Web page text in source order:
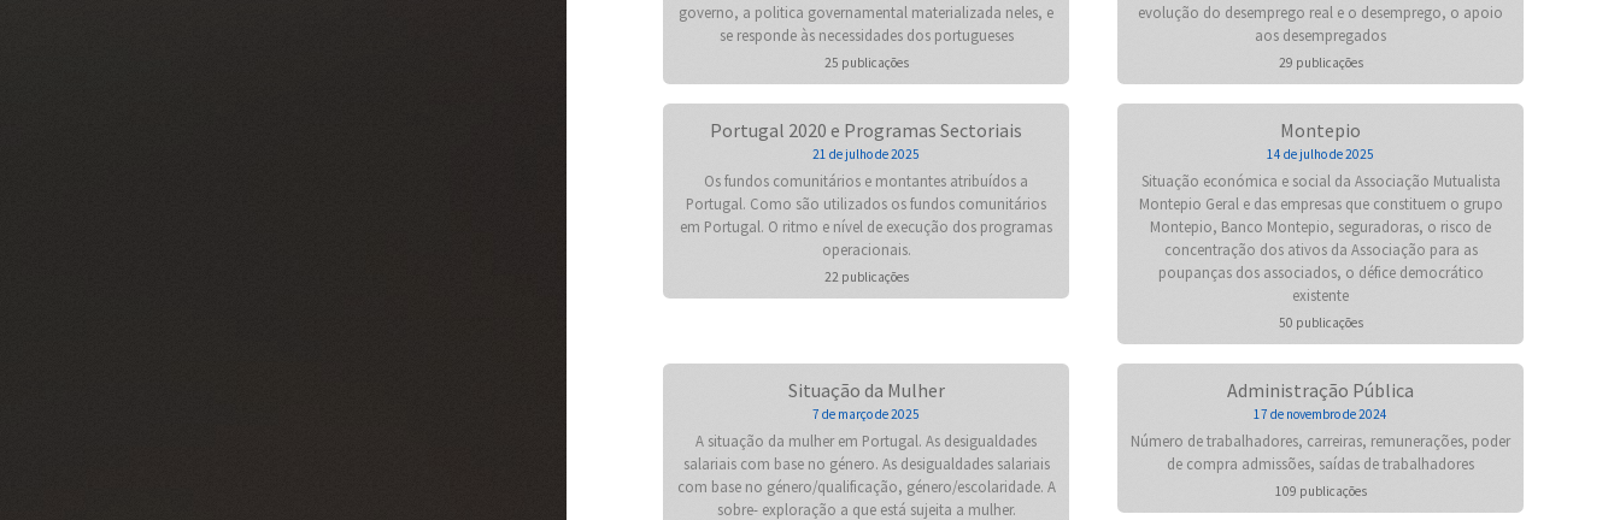
governo, a politica governamental materializada neles, e
se responde às necessidades dos portugueses
25 publicações
evolução do desemprego real e o desemprego, o apoio
aos desempregados
29 publicações
Portugal 2020 e Programas Sectoriais
21 de julho de 2025
Os fundos comunitários e montantes atribuídos a
Portugal. Como são utilizados os fundos comunitários
em Portugal. O ritmo e nível de execução dos programas
operacionais.
22 publicações
Montepio
14 de julho de 2025
Situação económica e social da Associação Mutualista
Montepio Geral e das empresas que constituem o grupo
Montepio, Banco Montepio, seguradoras, o risco de
concentração dos ativos da Associação para as
poupanças dos associados, o défice democrático
existente
50 publicações
Situação da Mulher
7 de março de 2025
A situação da mulher em Portugal. As desigualdades
salariais com base no género. As desigualdades salariais
com base no género/qualificação, género/escolaridade. A
sobre- exploração a que está sujeita a mulher.
Administração Pública
17 de novembro de 2024
Número de trabalhadores, carreiras, remunerações, poder
de compra admissões, saídas de trabalhadores
109 publicações